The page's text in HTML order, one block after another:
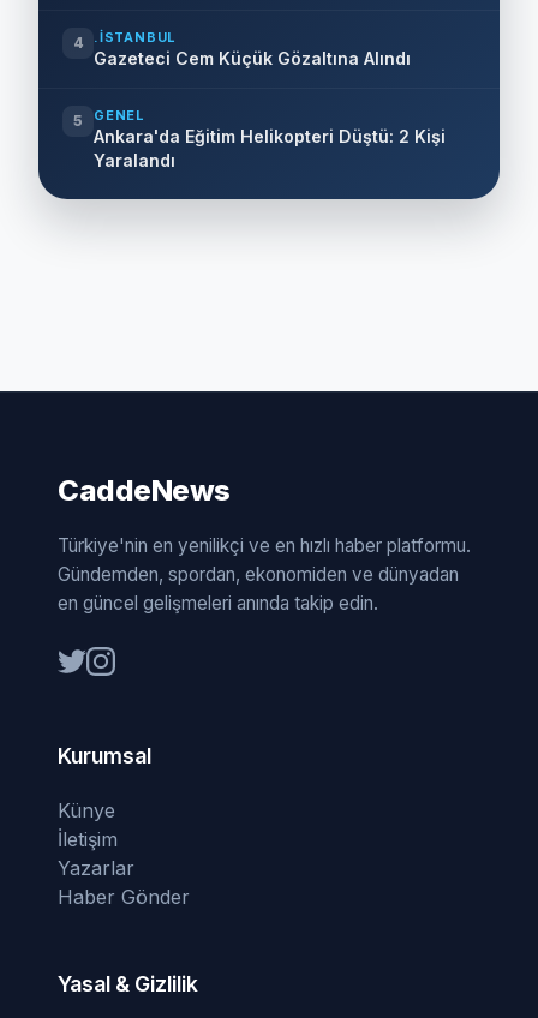
4 .İSTANBUL
Gazeteci Cem Küçük Gözaltına Alındı
5 GENEL
Ankara'da Eğitim Helikopteri Düştü: 2 Kişi
Yaralandı
CaddeNews
Türkiye'nin en yenilikçi ve en hızlı haber platformu.
Gündemden, spordan, ekonomiden ve dünyadan
en güncel gelişmeleri anında takip edin.
Kurumsal
Künye
İletişim
Yazarlar
Haber Gönder
Yasal & Gizlilik